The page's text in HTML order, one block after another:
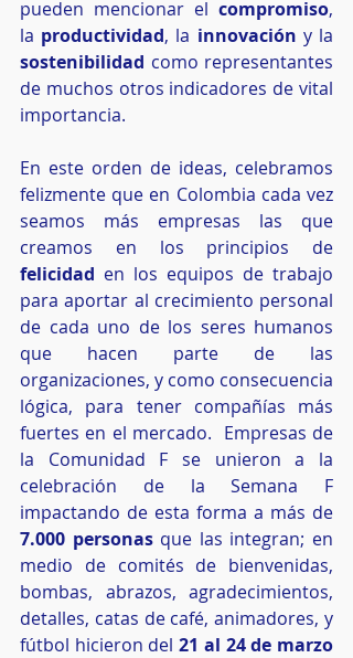
pueden mencionar el compromiso,
la productividad, la innovación
sostenibilidad como representantes
de muchos otros indicadores de vital
importancia.
En este orden de ideas, celebramos
felizmente que en Colombia cada vez
seamos más empresas las que
felicidad en los equipos de trabajo
para aportar al crecimiento personal
de cada uno de los seres humanos
que hacen parte de las
organizaciones, y como consecuencia
lógica, para tener compañías más
fuertes en el mercado.  Empresas de
la Comunidad F se unieron a la
celebración de la Semana F
7.000 personas que las integran; en
medio de comités de bienvenidas,
bombas, abrazos, agradecimientos,
detalles, catas de café, animadores, y
fútbol hicieron del 21 al 24 de marzo